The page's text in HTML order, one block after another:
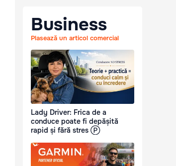
Business
Plasează un articol comercial
Lady Driver: Frica de a
conduce poate fi depășită
rapid și fără stres Ⓟ